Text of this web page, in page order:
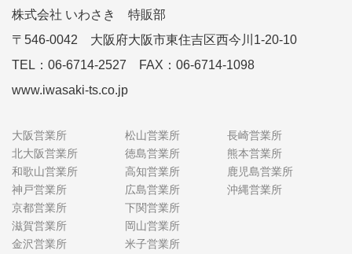
株式会社 いわさき 特販部
〒546-0042 大阪府大阪市東住吉区西今川1-20-10
TEL：06-6714-2527 FAX：06-6714-1098
www.iwasaki-ts.co.jp
大阪営業所
北大阪営業所
和歌山営業所
神戸営業所
京都営業所
滋賀営業所
金沢営業所
松山営業所
徳島営業所
高知営業所
広島営業所
下関営業所
岡山営業所
米子営業所
長崎営業所
熊本営業所
鹿児島営業所
沖縄営業所